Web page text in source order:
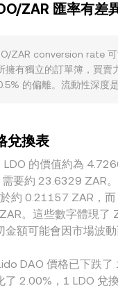
向敏感，而 ZAR 的強弱（
易所上架與合規要求，以
制度，均可能影響本地法
。此外，技術層面的短
基本面之外增加 LDO/
瞬時參考。在多個平台之
響更大。對於單筆換算，
可換到的 ZAR 數量
；反之，LDO Amount
遵循 x × y = k，不變乘積
用 LDO/ETH 池以 ETH
通常會經由
格與滑點共同決定最終的
ZAR 匯率有差
ZAR conversion rate
擁有獨立的訂單簿，買賣
的偏離。流動性深度
會影響 ZAR 端的報價與成
對 USDT 或其他穩定幣
對 ZAR 存在基差或流動
示的 LDO/ZAR
拉平並提供穩定力量，但
制與風險管理等因素，套
所之間的 LDO/ZAR 價格
兌換表
的價值約為
要約 23.6329 ZAR
約 0.21157 ZAR，
。這些數字體現了
額可能會因市場波動
DAO 價格已下跌
了 2.00%，1 LDO 兌